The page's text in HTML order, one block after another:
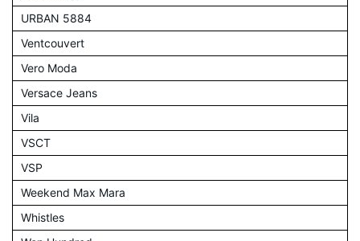
URBAN 5884
Ventcouvert
Vero Moda
Versace Jeans
Vila
VSCT
VSP
Weekend Max Mara
Whistles